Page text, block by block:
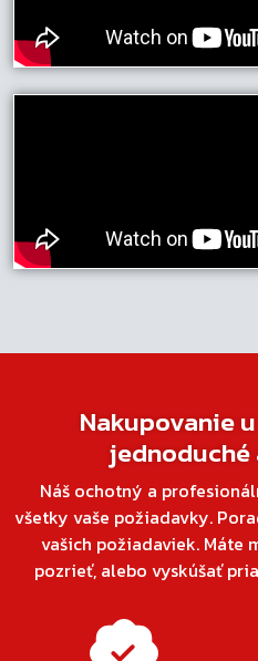
Nakupovanie
Náš ochotný a
všetky vaše požiadavky.
vašich požiadaviek. Máte
pozrieť, alebo vyskúšať